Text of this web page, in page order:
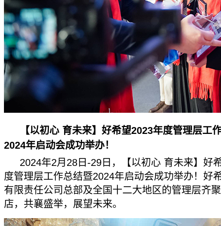
【以初心 育未来】好希望2023年度管理层工
2024年启动会成功举办！
2024年2月28日-29日，【以初心 育未来】好
度管理层工作总结暨2024年启动会成功举办！好
有限责任公司总部及全国十二大地区的管理层齐
店，共襄盛举，展望未来。